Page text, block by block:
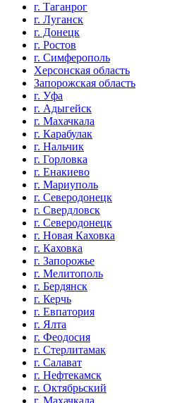
г. Таганрог
г. Луганск
г. Донецк
г. Ростов
г. Симферополь
Херсонская область
Запорожская область
г. Уфа
г. Адыгейск
г. Махачкала
г. Карабулак
г. Нальчик
г. Горловка
г. Енакиево
г. Мариуполь
г. Северодонецк
г. Свердловск
г. Северодонецк
г. Новая Каховка
г. Каховка
г. Запорожье
г. Мелитополь
г. Бердянск
г. Керчь
г. Евпатория
г. Ялта
г. Феодосия
г. Стерлитамак
г. Салават
г. Нефтекамск
г. Октябрьский
г. Махачкала